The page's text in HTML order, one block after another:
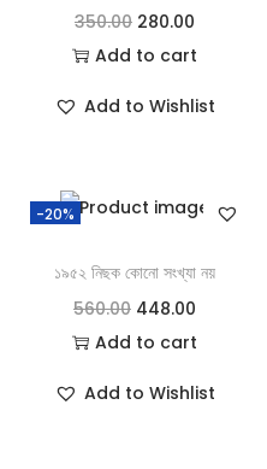
350.00 280.00
Add to cart
Add to Wishlist
-20%
১৯৫২ নিছক কোনো সংখ্যা নয়
560.00 448.00
Add to cart
Add to Wishlist